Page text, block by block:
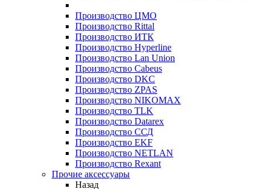
Производство ЦМО
Производство Rittal
Производство ИТК
Производство Hyperline
Производство Lan Union
Производство Cabeus
Производство DKC
Производство ZPAS
Производство NIKOMAX
Производство TLK
Производство Datarex
Производство ССД
Производство EKF
Производство NETLAN
Производство Rexant
Прочие аксеcсуары
Назад